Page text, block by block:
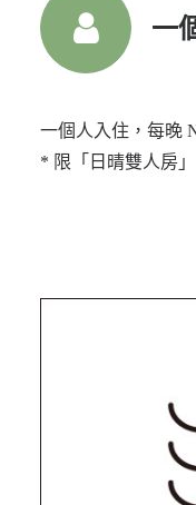
一
一個人入住，每晚
* 限「日晴雙人房